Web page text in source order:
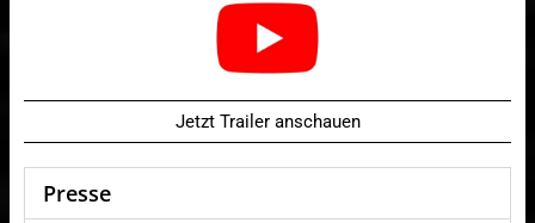
Jetzt Trailer anschauen
Presse